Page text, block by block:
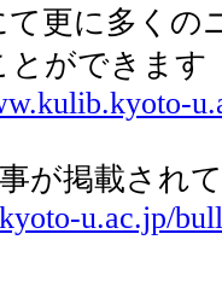
て更に多くの
とができます
が掲載され
u.ac.jp/